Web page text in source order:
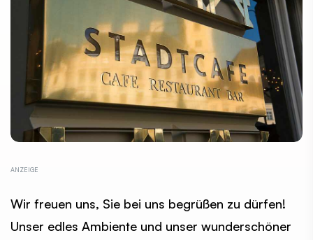
Wir freuen uns, Sie bei uns begrüßen zu dürfen!
Unser edles Ambiente und unser wunderschöner